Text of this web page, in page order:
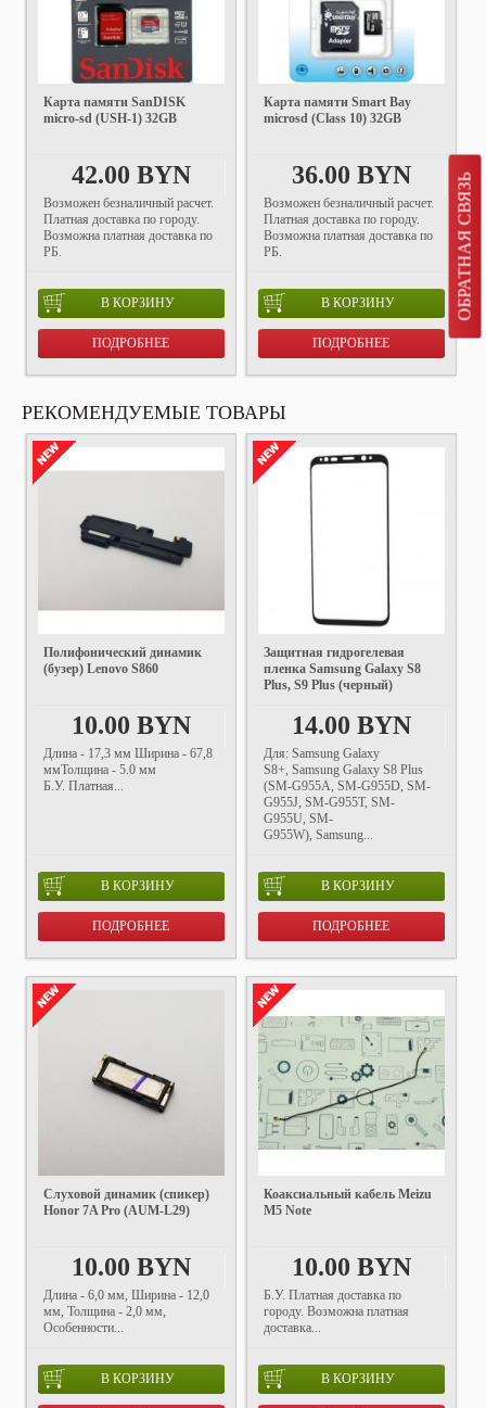
ОБРАТНАЯ СВЯЗЬ
Карта памяти SanDISK
micro-sd (USH-1) 32GB
42.00 BYN
Возможен безналичный расчет.
Платная доставка по городу.
Возможна платная доставка по
РБ.
В КОРЗИНУ
ПОДРОБНЕЕ
Карта памяти Smart Bay
microsd (Class 10) 32GB
36.00 BYN
Возможен безналичный расчет.
Платная доставка по городу.
Возможна платная доставка по
РБ.
В КОРЗИНУ
ПОДРОБНЕЕ
РЕКОМЕНДУЕМЫЕ ТОВАРЫ
Полифонический динамик
(бузер) Lenovo S860
10.00 BYN
Длина - 17,3 мм Ширина - 67,8
ммТолщина - 5.0 мм
Б.У. Платная...
В КОРЗИНУ
ПОДРОБНЕЕ
Защитная гидрогелевая
пленка Samsung Galaxy S8
Plus, S9 Plus (черный)
14.00 BYN
Для: Samsung Galaxy
S8+, Samsung Galaxy S8 Plus
(SM-G955A, SM-G955D, SM-
G955J, SM-G955T, SM-
G955U, SM-
G955W), Samsung...
В КОРЗИНУ
ПОДРОБНЕЕ
Слуховой динамик (спикер)
Honor 7A Pro (AUM-L29)
10.00 BYN
Длина - 6,0 мм, Ширина - 12,0
мм, Толщина - 2,0 мм,
Особенности...
В КОРЗИНУ
Коаксиальный кабель Meizu
M5 Note
10.00 BYN
Б.У. Платная доставка по
городу. Возможна платная
доставка...
В КОРЗИНУ